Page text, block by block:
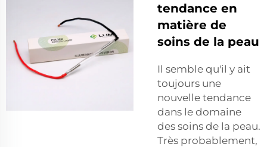
tendance en
matière de
soins de la peau
Il semble qu'il y ait
toujours une
nouvelle tendance
dans le domaine
des soins de la peau.
Très probablement,